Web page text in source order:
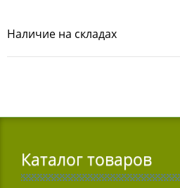
Наличие на складах
Каталог товаров